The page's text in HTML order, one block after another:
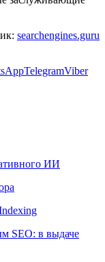
searchengines.guru
TelegramViber
ИИ
SEO: в выдаче